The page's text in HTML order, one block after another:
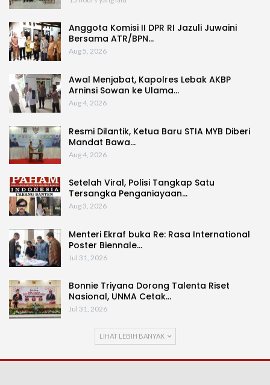
Anggota Komisi II DPR RI Jazuli Juwaini
Bersama ATR/BPN…
Aug 5, 2026
Awal Menjabat, Kapolres Lebak AKBP
Arninsi Sowan ke Ulama…
Aug 4, 2026
Resmi Dilantik, Ketua Baru STIA MYB Diberi
Mandat Bawa…
Aug 4, 2026
Setelah Viral, Polisi Tangkap Satu
Tersangka Penganiayaan…
Aug 3, 2026
Menteri Ekraf buka Re: Rasa International
Poster Biennale…
Jul 31, 2026
Bonnie Triyana Dorong Talenta Riset
Nasional, UNMA Cetak…
Jul 31, 2026
LIHAT LEBIH BANYAK